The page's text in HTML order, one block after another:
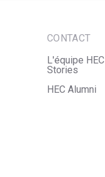
CONTACT
L'équipe HEC
Stories
HEC Alumni